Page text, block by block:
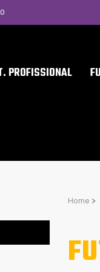
PROFISSIONAL
Home >